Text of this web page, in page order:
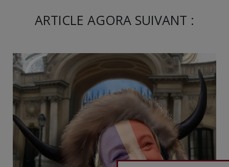
ARTICLE AGORA SUIVANT :